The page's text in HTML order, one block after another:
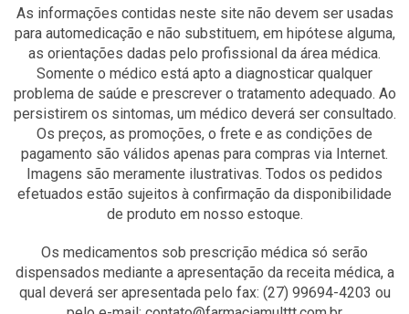
As informações contidas neste site não devem ser usadas
para automedicação e não substituem, em hipótese alguma,
as orientações dadas pelo profissional da área médica.
Somente o médico está apto a diagnosticar qualquer
problema de saúde e prescrever o tratamento adequado. Ao
persistirem os sintomas, um médico deverá ser consultado.
Os preços, as promoções, o frete e as condições de
pagamento são válidos apenas para compras via Internet.
Imagens são meramente ilustrativas. Todos os pedidos
efetuados estão sujeitos à confirmação da disponibilidade
de produto em nosso estoque.
Os medicamentos sob prescrição médica só serão
dispensados mediante a apresentação da receita médica, a
qual deverá ser apresentada pelo fax: (27) 99694-4203 ou